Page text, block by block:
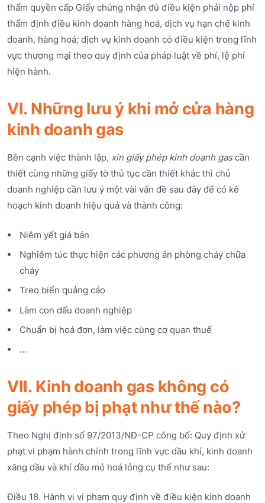
thẩm quyền cấp Giấy chứng nhận đủ điều kiện phải nộp phí
thẩm định điều kinh doanh hàng hoá, dịch vụ hạn chế kinh
doanh, hàng hoá; dịch vụ kinh doanh có điều kiện trong lĩnh
vực thương mại theo quy định của pháp luật về phí, lệ phí
hiện hành.
VI. Những lưu ý khi mở cửa hàng
kinh doanh gas
Bên cạnh việc thành lập, xin giấy phép kinh doanh gascần
thiết cùng những giấy tờ thủ tục cần thiết khác thì chủ
doanh nghiệp cần lưu ý một vài vấn đề sau đây để có kế
hoạch kinh doanh hiệu quả và thành công:
Niêm yết giá bán
Nghiêm túc thực hiện các phương án phòng cháy chữa
cháy
Treo biển quảng cáo
Làm con dấu doanh nghiệp
Chuẩn bị hoá đơn, làm việc cùng cơ quan thuế
…
VII. Kinh doanh gas không có
giấy phép bị phạt như thế nào?
Theo Nghị định số 97/2013/NĐ-CP công bố: Quy định xử
phạt vi phạm hành chính trong lĩnh vực dầu khí, kinh doanh
xăng dầu và khí dầu mỏ hoá lỏng cụ thể như sau:
Điều 18. Hành vi vi phạm quy định về điều kiện kinh doanh